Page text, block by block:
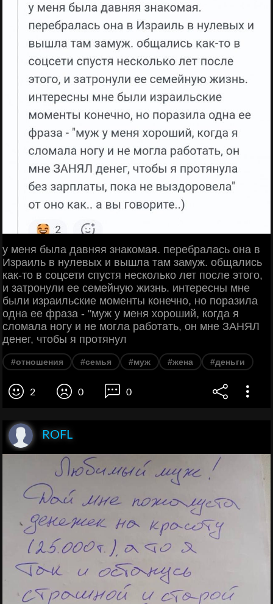
у меня была давняя знакомая. перебралась она в
Израиль в нулевых и вышла там замуж. общались
как-то в соцсети спустя несколько лет после этого,
и затронули ее семейную жизнь. интересны мне
были израильские моменты конечно, но поразила
одна ее фраза - "муж у меня хороший, когда я
сломала ногу и не могла работать, он мне ЗАНЯЛ
денег, чтобы я протянул
#отношения #семья #муж #жена #деньги
2 0 0
ROFL